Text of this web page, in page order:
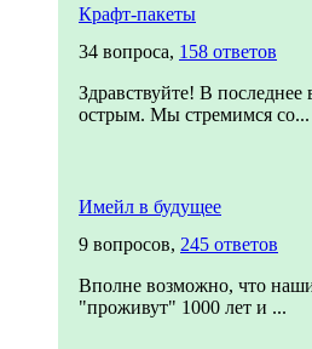
Крафт-пакеты
34 вопроса, 158 ответов
Здравствуйте! В последнее
острым. Мы стремимся со...
Имейл в будущее
9 вопросов, 245 ответов
Вполне возможно, что
"проживут" 1000 лет и ...